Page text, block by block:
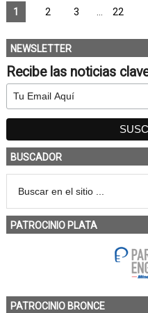
1 2 3 22
NEWSLETTER
Recibe las noticias
BUSCADOR
PATROCINIO PLATA
PATROCINIO BRONCE